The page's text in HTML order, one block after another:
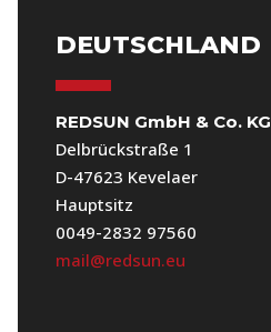
DEUTSCHLAND
REDSUN GmbH & Co. KG
Delbrückstraße 1
D-47623 Kevelaer
Hauptsitz
0049-2832 97560
mail@redsun.eu